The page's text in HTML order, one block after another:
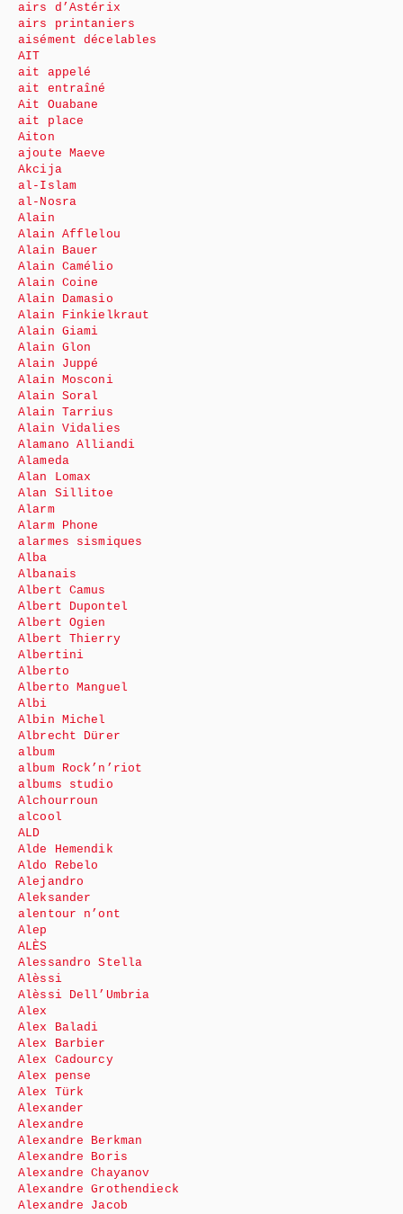
airs d’Astérix
airs printaniers
aisément décelables
AIT
ait appelé
ait entraîné
Ait Ouabane
ait place
Aiton
ajoute Maeve
Akcija
al-Islam
al-Nosra
Alain
Alain Afflelou
Alain Bauer
Alain Camélio
Alain Coine
Alain Damasio
Alain Finkielkraut
Alain Giami
Alain Glon
Alain Juppé
Alain Mosconi
Alain Soral
Alain Tarrius
Alain Vidalies
Alamano Alliandi
Alameda
Alan Lomax
Alan Sillitoe
Alarm
Alarm Phone
alarmes sismiques
Alba
Albanais
Albert Camus
Albert Dupontel
Albert Ogien
Albert Thierry
Albertini
Alberto
Alberto Manguel
Albi
Albin Michel
Albrecht Dürer
album
album Rock’n’riot
albums studio
Alchourroun
alcool
ALD
Alde Hemendik
Aldo Rebelo
Alejandro
Aleksander
alentour n’ont
Alep
ALÈS
Alessandro Stella
Alèssi
Alèssi Dell’Umbria
Alex
Alex Baladi
Alex Barbier
Alex Cadourcy
Alex pense
Alex Türk
Alexander
Alexandre
Alexandre Berkman
Alexandre Boris
Alexandre Chayanov
Alexandre Grothendieck
Alexandre Jacob